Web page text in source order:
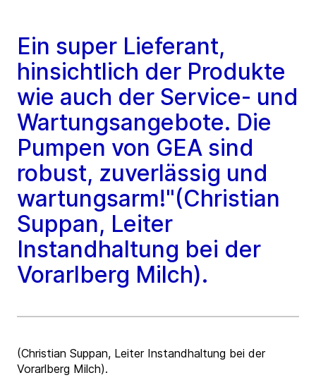
Ein super Lieferant,
hinsichtlich der Produkte
wie auch der Service- und
Wartungsangebote. Die
Pumpen von GEA sind
robust, zuverlässig und
wartungsarm!"(Christian
Suppan, Leiter
Instandhaltung bei der
Vorarlberg Milch).
(Christian Suppan, Leiter Instandhaltung bei der
Vorarlberg Milch).